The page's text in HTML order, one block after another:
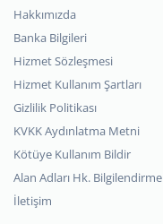
Hakkımızda
Banka Bilgileri
Hizmet Sözleşmesi
Hizmet Kullanım Şartları
Gizlilik Politikası
KVKK Aydınlatma Metni
Kötüye Kullanım Bildir
Alan Adları Hk. Bilgilendirme
İletişim